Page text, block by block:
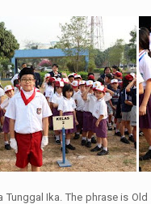
Ika. The phrase is Old